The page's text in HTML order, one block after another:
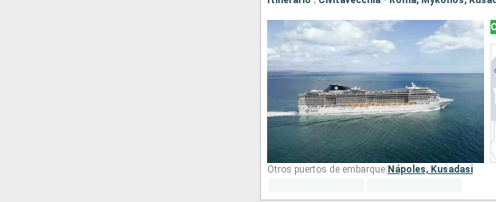
Otros puertos de embarque: Nápoles, Kusadasi